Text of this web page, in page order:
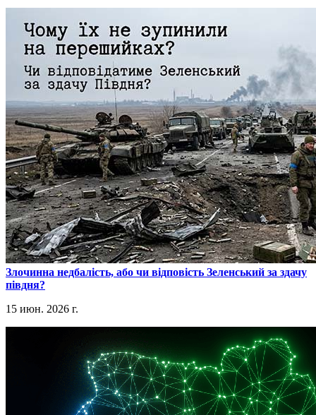
​Злочинна недбалість, або чи відповість Зеленський за здачу
півдня?
15 июн. 2026 г.